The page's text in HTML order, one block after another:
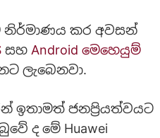
නිර්මාණය කර අවසන්
සහ Android මෙහෙයුම්
ලැබෙනවා.
ඉතාමත් ජනප්‍රියත්වයට
ද මේ Huawei